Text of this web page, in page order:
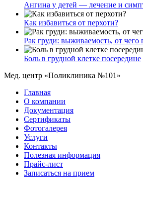
Ангина у детей — лечение и
Как избавиться от перхоти?
Рак груди: выживаемость, от чего
Боль в грудной клетке посередине
Мед. центр «Поликлиника №101»
Главная
О компании
Документация
Сертификаты
Фотогалерея
Услуги
Контакты
Полезная информация
Прайс-лист
Записаться на прием